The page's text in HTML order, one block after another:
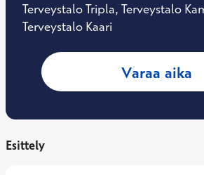
Terveystalo Tripla, Terveystalo
Terveystalo Kaari
Varaa aika
Esittely